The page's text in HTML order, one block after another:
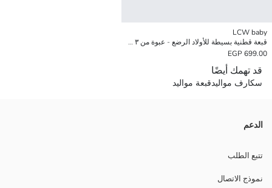
LCW baby
قبعة قطنية بسيطة للأولاد الرضع - عبوة من ٣ قطع
699.00 EGP
قد تهمك أيضًا
سكارف مواليدقبعة مواليد
الدعم
تتبع الطلب
نموذج الاتصال